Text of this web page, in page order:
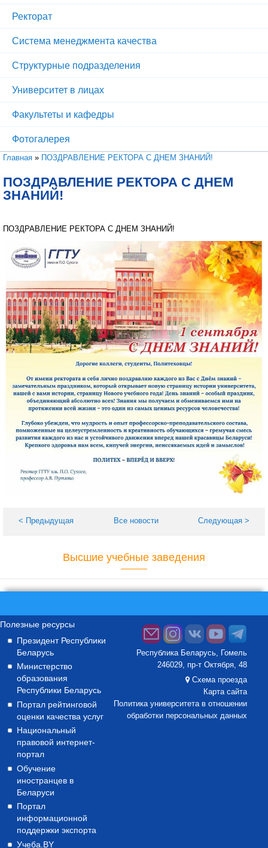
Ректорат
Система менеджмента качества
Структурные подразделения
Университет в лицах
Факультеты и кафедры
Фотогалерея
Вы здесь
Главная » ПОЗДРАВЛЕНИЕ РЕКТОРА С ДНЕМ ЗНАНИЙ!
ПОЗДРАВЛЕНИЕ РЕКТОРА С ДНЕМ
ЗНАНИЙ!
ПОЗДРАВЛЕНИЕ РЕКТОРА С ДНЕМ ЗНАНИЙ!
< Предыдущая Все новости Следующая >
Высшие учебные заведения
Полезные ресурсы
Президент Республики
Беларусь
Министерство
образования
Республики Беларусь
Портал рейтинговой
оценки качества услуг
Национальный
правовой интернет-
портал
Обучение
иностранцев в
Беларуси
Портал
информационной
поддержки экспорта
Учеба.BY
Республика Беларусь, Гомель
246029, пр-т Октября, 48
Схема проезда
Карта сайта
Политика университета в отношении
обработки персональных данных